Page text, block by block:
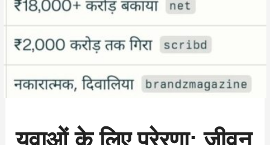
युवाओं के लिए प्रेरणा: जीवन